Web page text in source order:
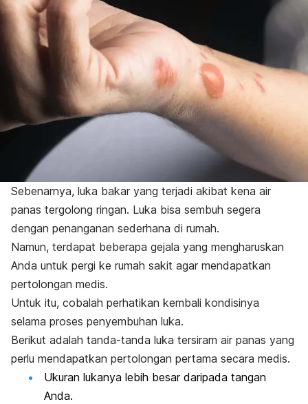
Sebenarnya, luka bakar yang terjadi akibat kena air
panas tergolong ringan. Luka bisa sembuh segera
dengan penanganan sederhana di rumah.
Namun, terdapat beberapa gejala yang mengharuskan
Anda untuk pergi ke rumah sakit agar mendapatkan
pertolongan medis.
Untuk itu, cobalah perhatikan kembali kondisinya
selama proses penyembuhan luka.
Berikut adalah tanda-tanda luka tersiram air panas yang
perlu mendapatkan pertolongan pertama secara medis.
Ukuran lukanya lebih besar daripada tangan
Anda.